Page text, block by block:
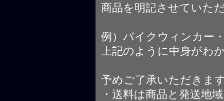
商品を明記させていた
例）バイクウィンカー
上記のように中身がわ
予めご了承いただきま
・送料は商品と発送地